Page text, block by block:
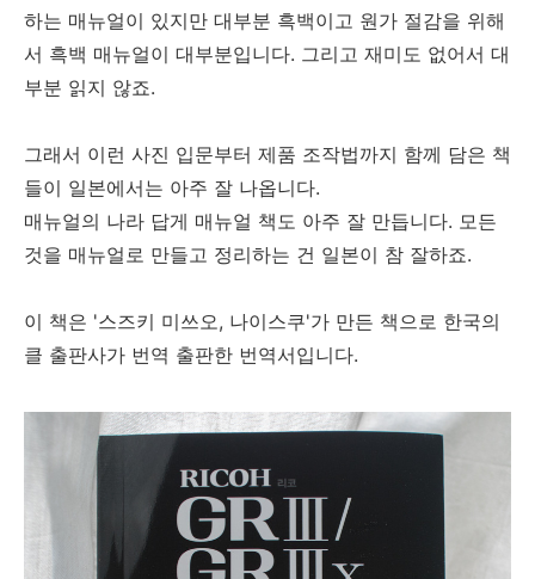
하는 매뉴얼이 있지만 대부분 흑백이고 원가 절감을 위해
서 흑백 매뉴얼이 대부분입니다. 그리고 재미도 없어서 대
부분 읽지 않죠.
그래서 이런 사진 입문부터 제품 조작법까지 함께 담은 책
들이 일본에서는 아주 잘 나옵니다.
매뉴얼의 나라 답게 매뉴얼 책도 아주 잘 만듭니다. 모든
것을 매뉴얼로 만들고 정리하는 건 일본이 참 잘하죠.
이 책은 '스즈키 미쓰오, 나이스쿠'가 만든 책으로 한국의
클 출판사가 번역 출판한 번역서입니다.